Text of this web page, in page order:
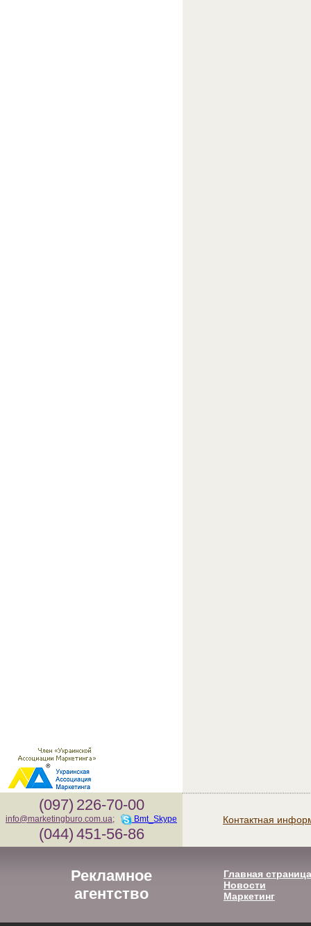
(097) 226-70-00
info@marketingburo.com.ua; Bmt_Skype
(044) 451-56-86
Контактная
Рекламное
агентство
Главная страница
Новости
Маркетинг